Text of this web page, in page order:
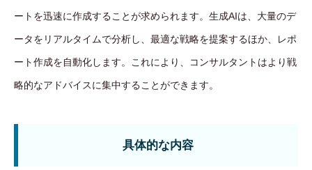
ートを迅速に作成することが求められます。生成AIは、大量のデ
ータをリアルタイムで分析し、最適な戦略を提案するほか、レポ
ート作成を自動化します。これにより、コンサルタントはより戦
略的なアドバイスに集中することができます。
具体的な内容